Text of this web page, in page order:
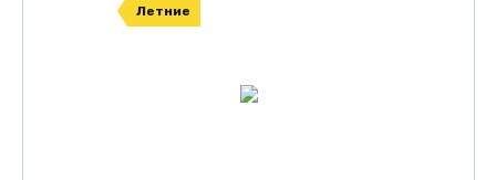
Летние